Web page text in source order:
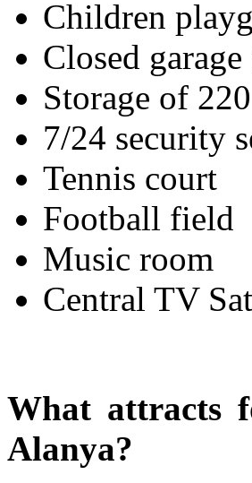
Children
Closed
Storage of
7/24 security
Tennis court
Football field
Music room
Central TV
What attracts
Alanya?